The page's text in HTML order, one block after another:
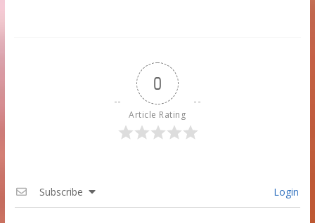
0
Article Rating
Subscribe Login